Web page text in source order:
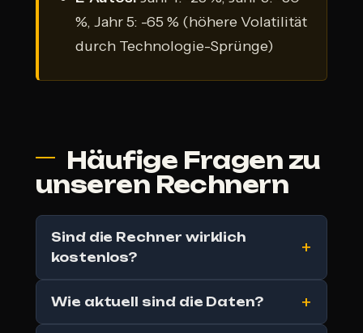
%, Jahr 5: -65 % (höhere Volatilität
durch Technologie-Sprünge)
Häufige Fragen zu
unseren Rechnern
Sind die Rechner wirklich
kostenlos?
Wie aktuell sind die Daten?